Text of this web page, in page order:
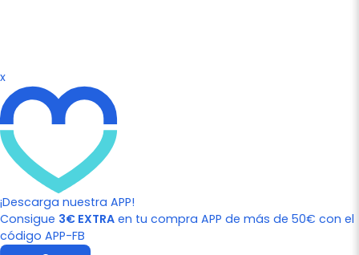
x
¡Descarga nuestra APP!
Consigue 3€ EXTRA en tu compra APP de más de 50€ con el
código APP-FB